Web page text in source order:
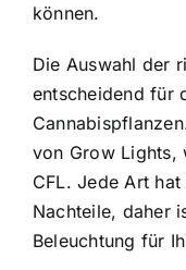
können.
Die Auswahl der
entscheidend für
von Grow Lights,
CFL. Jede Art
Nachteile, daher
Beleuchtung für